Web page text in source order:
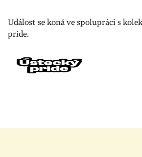
Událost se koná ve spolupráci s
pride.